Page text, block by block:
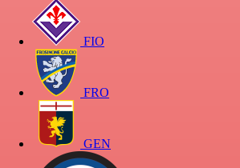
FIO
FRO
GEN